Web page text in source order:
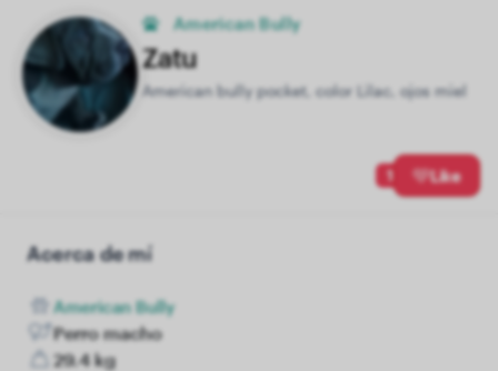
American Bully
Zatu
American bully pocket, color Lilac, ojos miel
1 Like
Acerca de mí
American Bully
Perro macho
29.4 kg